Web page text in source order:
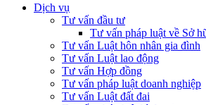
Dịch vụ
Tư vấn đầu tư
Tư vấn pháp luật về Sở
Tư vấn Luật hôn nhân gia đình
Tư vấn Luật lao động
Tư vấn Hợp đồng
Tư vấn pháp luật doanh nghiệp
Tư vấn Luật đất đai